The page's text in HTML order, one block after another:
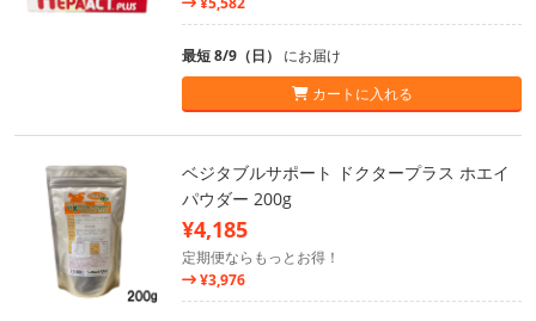
最短 8/9（日） にお届け
カートに入れる
ベジタブルサポート ドクタープラス ホエイ
パウダー 200g
¥4,185
定期便ならもっとお得！
¥3,976